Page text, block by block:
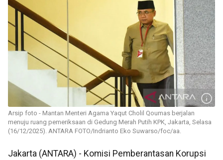
Arsip foto - Mantan Menteri Agama Yaqut Cholil Qoumas berjalan
menuju ruang pemeriksaan di Gedung Merah Putih KPK, Jakarta, Selasa
(16/12/2025). ANTARA FOTO/Indrianto Eko Suwarso/foc/aa.
Jakarta (ANTARA) - Komisi Pemberantasan Korupsi